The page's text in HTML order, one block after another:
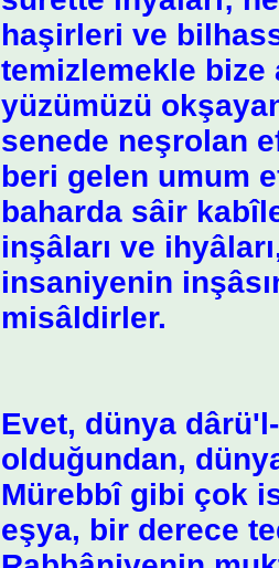
haşirleri ve
temizlemekle bize
yüzümüzü
senede neşrolan
beri gelen umum
baharda sâir
inşâları ve
insaniyenin
misâldirler.
Evet, dünya
olduğundan,
Mürebbî gibi çok
eşya, bir derece